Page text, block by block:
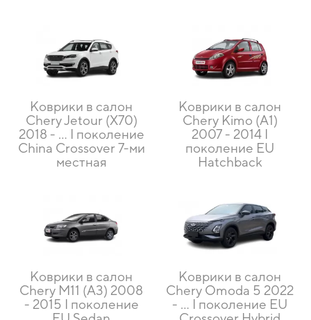
Коврики в салон
Chery Jetour (X70)
2018 - … I поколение
China Crossover 7-ми
местная
Коврики в салон
Chery Kimo (A1)
2007 - 2014 I
поколение EU
Hatchback
Коврики в салон
Chery M11 (A3) 2008
- 2015 I поколение
Коврики в салон
Chery Omoda 5 2022
- … I поколение EU